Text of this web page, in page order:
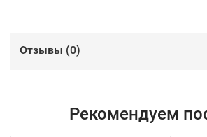
Отзывы (0)
Рекомендуем